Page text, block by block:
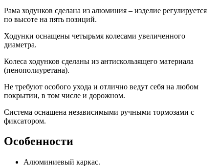
Рама ходунков сделана из алюминия – изделие регулируется
по высоте на пять позиций.
Ходунки оснащены четырьмя колесами увеличенного
диаметра.
Колеса ходунков сделаны из антискользящего материала
(пенополиуретана).
Не требуют особого ухода и отлично ведут себя на любом
покрытии, в том числе и дорожном.
Система оснащена независимыми ручными тормозами с
фиксатором.
Особенности
Алюминиевый каркас.